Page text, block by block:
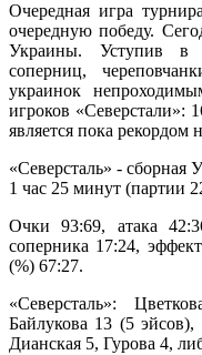
Очередная игра
очередную победу.
Украины. Уступив в
соперниц,
украинок
игроков «Северстали»:
является пока рекордом
«Северсталь» - сборная
1 час 25 минут (партии
Очки 93:69, атака
соперника 17:24,
(%) 67:27.
«Северсталь»:
Байлукова 13 (5
Дианская 5, Гурова 4,